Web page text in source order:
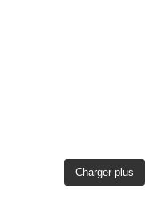
Charger plus